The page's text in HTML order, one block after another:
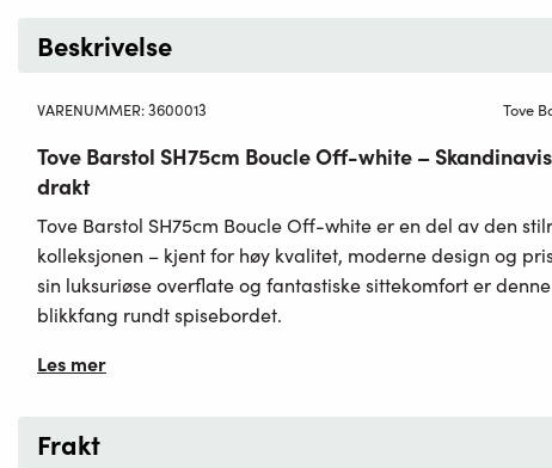
Beskrivelse
VARENUMMER:3600013 Tove
Tove Barstol SH75cm Boucle Off-white –
drakt
Tove Barstol SH75cm Boucle Off-whiteer en del av den
kolleksjonen – kjent for høy kvalitet, moderne design og
sin luksuriøse overflate og fantastiske sittekomfort er
blikkfang rundt spisebordet.
Les mer
Frakt